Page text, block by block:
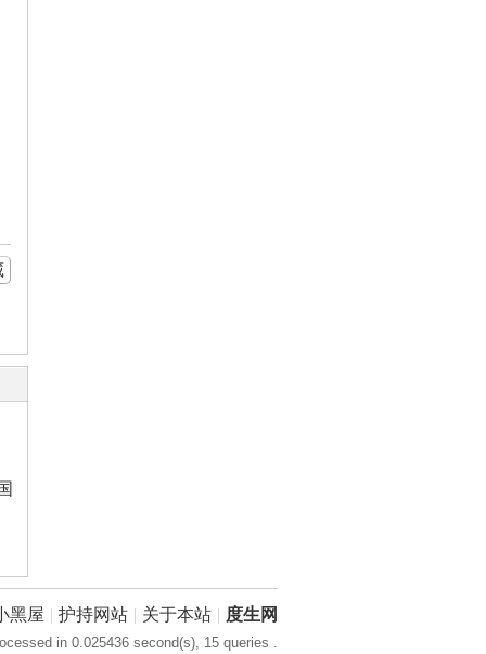
黑屋 | 护持网站 | 关于本站 | 度生网
in 0.025436 second(s), 15 queries .